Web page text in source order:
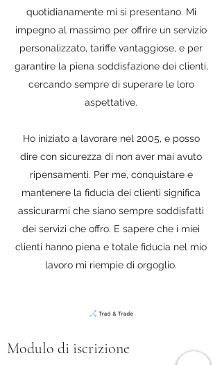
quotidianamente mi si presentano. Mi
impegno al massimo per offrire un servizio
personalizzato, tariffe vantaggiose, e per
garantire la piena soddisfazione dei clienti,
cercando sempre di superare le loro
aspettative.
Ho iniziato a lavorare nel 2005, e posso
dire con sicurezza di non aver mai avuto
ripensamenti. Per me, conquistare e
mantenere la fiducia dei clienti significa
assicurarmi che siano sempre soddisfatti
dei servizi che offro. E sapere che i miei
clienti hanno piena e totale fiducia nel mio
lavoro mi riempie di orgoglio.
Modulo di iscrizione